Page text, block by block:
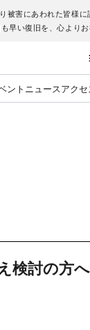
被害にあわれた皆様
早い復旧を、心よりお
ント ニュース アクセ
検討の方